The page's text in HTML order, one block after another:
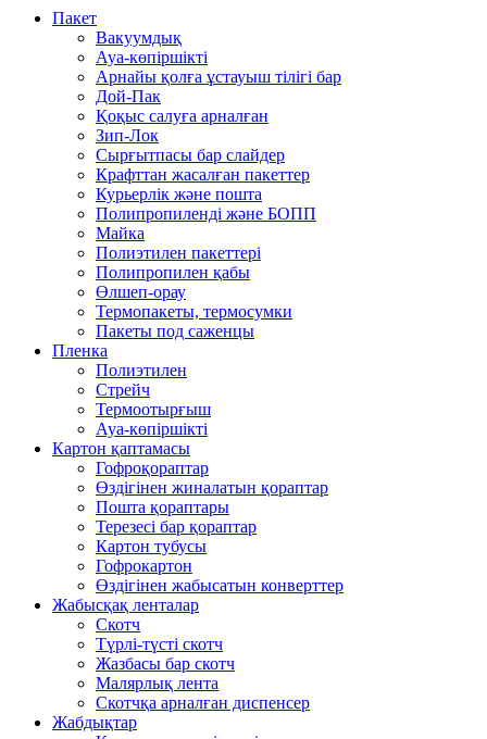
Пакет
Вакуумдық
Ауа-көпіршікті
Арнайы қолға ұстауыш тілігі бар
Дой-Пак
Қоқыс салуға арналған
Зип-Лок
Сырғытпасы бар слайдер
Крафттан жасалған пакеттер
Курьерлік және пошта
Полипропиленді және БОПП
Майка
Полиэтилен пакеттері
Полипропилен қабы
Өлшеп-орау
Термопакеты, термосумки
Пакеты под саженцы
Пленка
Полиэтилен
Стрейч
Термоотырғыш
Ауа-көпіршікті
Картон қаптамасы
Гофроқораптар
Өздігінен жиналатын қораптар
Пошта қораптары
Терезесі бар қораптар
Картон тубусы
Гофрокартон
Өздігінен жабысатын конверттер
Жабысқақ ленталар
Скотч
Түрлі-түсті скотч
Жазбасы бар скотч
Малярлық лента
Скотчқа арналған диспенсер
Жабдықтар